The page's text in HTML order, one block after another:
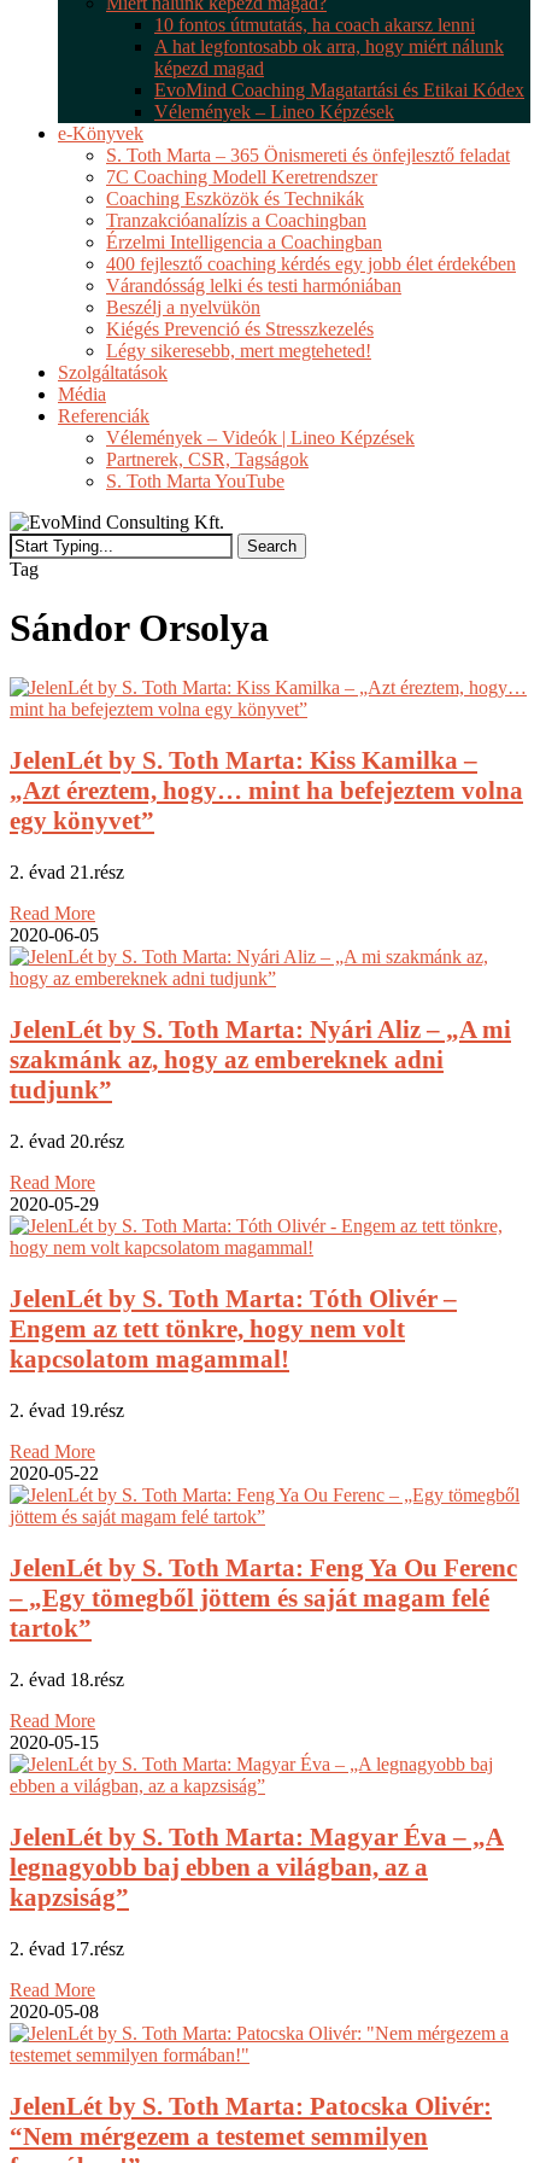
10 fontos útmutatás, ha coach akarsz lenni
A hat legfontosabb ok arra, hogy miért nálunk
képezd magad
EvoMind Coaching Magatartási és Etikai Kódex
Vélemények – Lineo Képzések
e-Könyvek
S. Toth Marta – 365 Önismereti és önfejlesztő feladat
7C Coaching Modell Keretrendszer
Coaching Eszközök és Technikák
Tranzakcióanalízis a Coachingban
Érzelmi Intelligencia a Coachingban
400 fejlesztő coaching kérdés egy jobb élet érdekében
Várandósság lelki és testi harmóniában
Beszélj a nyelvükön
Kiégés Prevenció és Stresszkezelés
Légy sikeresebb, mert megteheted!
Szolgáltatások
Média
Referenciák
Vélemények – Videók | Lineo Képzések
Partnerek, CSR, Tagságok
S. Toth Marta YouTube
Search
Close
Tag
Sándor Orsolya
JelenLét by S. Toth Marta: Kiss Kamilka –
„Azt éreztem, hogy… mint ha befejeztem volna
egy könyvet”
2. évad 21.rész
Read More
2020-06-05
JelenLét by S. Toth Marta: Nyári Aliz – „A mi
szakmánk az, hogy az embereknek adni
tudjunk”
2. évad 20.rész
Read More
2020-05-29
JelenLét by S. Toth Marta: Tóth Olivér –
Engem az tett tönkre, hogy nem volt
kapcsolatom magammal!
2. évad 19.rész
Read More
2020-05-22
JelenLét by S. Toth Marta: Feng Ya Ou Ferenc
– „Egy tömegből jöttem és saját magam felé
tartok”
2. évad 18.rész
Read More
2020-05-15
JelenLét by S. Toth Marta: Magyar Éva – „A
legnagyobb baj ebben a világban, az a
kapzsiság”
2. évad 17.rész
Read More
2020-05-08
JelenLét by S. Toth Marta: Patocska Olivér:
“Nem mérgezem a testemet semmilyen